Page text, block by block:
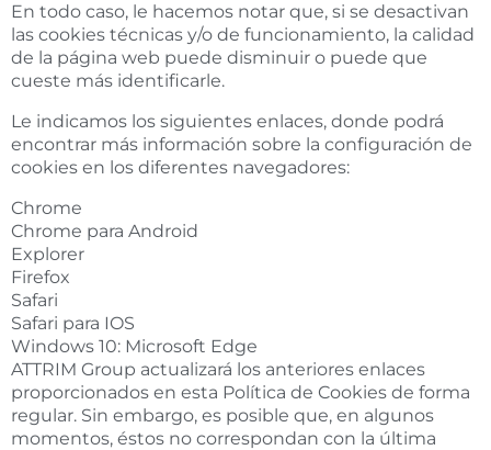
En todo caso, le hacemos notar que, si se desactivan
las cookies técnicas y/o de funcionamiento, la calidad
de la página web puede disminuir o puede que
cueste más identificarle.
Le indicamos los siguientes enlaces, donde podrá
encontrar más información sobre la configuración de
cookies en los diferentes navegadores:
Chrome
Chrome para Android
Explorer
Firefox
Safari
Safari para IOS
Windows 10: Microsoft Edge
ATTRIM Group actualizará los anteriores enlaces
proporcionados en esta Política de Cookies de forma
regular. Sin embargo, es posible que, en algunos
momentos, éstos no correspondan con la última